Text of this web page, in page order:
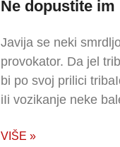
Ne dopustite im
Javija se neki
provokator. Da jel
bi po svoj prilici
iIi vozikanje neke
VIŠE »